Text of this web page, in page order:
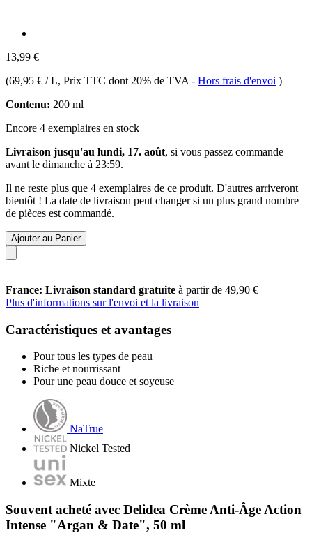
13,99 €
(69,95 € / L, Prix TTC dont 20% de TVA - Hors frais d'envoi )
Contenu: 200 ml
Encore 4 exemplaires en stock
Livraison jusqu'au lundi, 17. août, si vous passez commande
avant le dimanche à 23:59.
Il ne reste plus que 4 exemplaires de ce produit. D'autres arriveront
bientôt ! La date de livraison peut changer si un plus grand nombre
de pièces est commandé.
Ajouter au Panier
France: Livraison standard gratuite à partir de 49,90 €
Plus d'informations sur l'envoi et la livraison
Caractéristiques et avantages
Pour tous les types de peau
Riche et nourrissant
Pour une peau douce et soyeuse
NaTrue
Nickel Tested
Mixte
Souvent acheté avec Delidea Crème Anti-Âge Action
Intense "Argan & Date", 50 ml